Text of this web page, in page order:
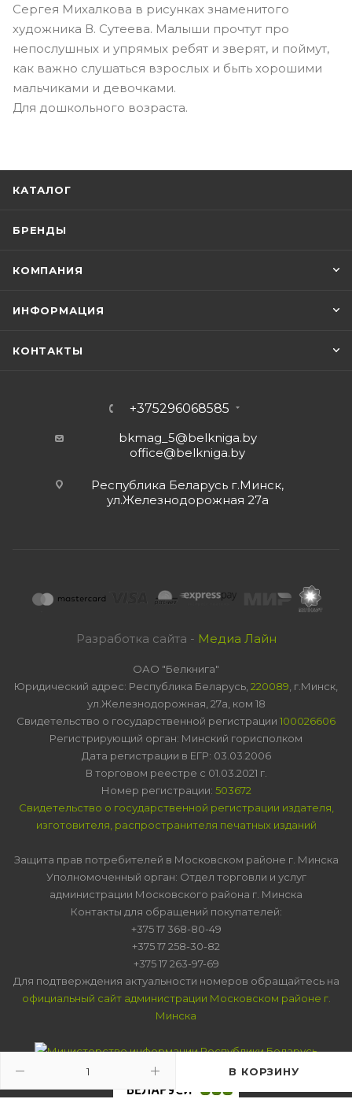
В КОРЗИНУ
Сергея Михалкова в рисунках знаменитого
художника В. Сутеева. Малыши прочтут про
непослушных и упрямых ребят и зверят, и поймут,
как важно слушаться взрослых и быть хорошими
мальчиками и девочками.
Для дошкольного возраста.
КАТАЛОГ
БРЕНДЫ
КОМПАНИЯ
ИНФОРМАЦИЯ
КОНТАКТЫ
+375296068585
bkmag_5@belkniga.by
office@belkniga.by
Республика Беларусь г.Минск,
ул.Железнодорожная 27а
Разработка сайта - Медиа Лайн
ОАО "Белкнига"
Юридический адрес: Республика Беларусь, 220089 , г.Минск,
ул.Железнодорожная, 27а, ком 18
Свидетельство о государственной регистрации 100026606
Регистрирующий орган: Минский горисполком
Дата регистрации в ЕГР: 03.03.2006
В торговом реестре с 01.03.2021 г.
Номер регистрации: 503672
Свидетельство о государственной регистрации издателя,
изготовителя, распространителя печатных изданий
Защита прав потребителей в Московском районе г. Минска
Уполномоченный орган: Отдел торговли и услуг
администрации Московского района г. Минска
Контакты для обращений покупателей:
+375 17 368-80-49
+375 17 258-30-82
+375 17 263-97-69
Для подтверждения актуальности номеров обращайтесь на
официальный сайт администрации Московском районе г.
Минска